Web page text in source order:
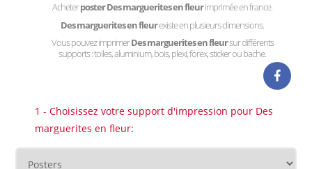
Acheterposter Des marguerites en fleurimprimée en france.
Des marguerites en fleurexiste en plusieurs dimensions.
Vous pouvez imprimerDes marguerites en fleursur différents
supports : toiles, aluminium, bois, plexi, forex, sticker ou bache.
1 - Choisissez votre support d'impression pour Des
marguerites en fleur: